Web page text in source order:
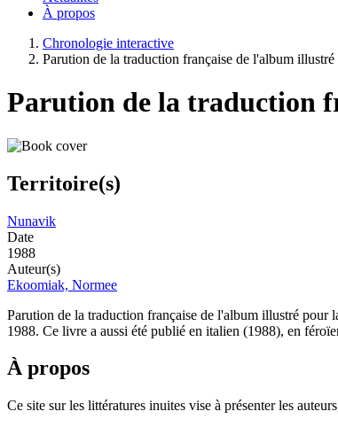
À propos
Chronologie interactive
Parution de la traduction française de l'album
Parution de la traduction
Territoire(s)
Nunavik
Date
1988
Auteur(s)
Ekoomiak, Normee
Parution de la traduction française de l'album illustré pour
1988. Ce livre a aussi été publié en italien (1988), en
À propos
Ce site sur les littératures inuites vise à présenter les